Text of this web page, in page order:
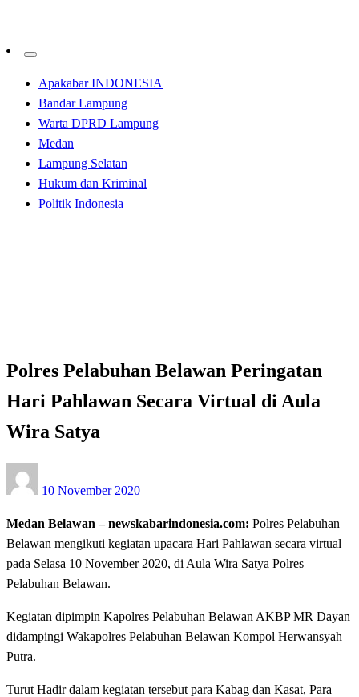
Apakabar INDONESIA
Bandar Lampung
Warta DPRD Lampung
Medan
Lampung Selatan
Hukum dan Kriminal
Politik Indonesia
Polres Pelabuhan Belawan Peringatan
Hari Pahlawan Secara Virtual di Aula
Wira Satya
on
10 November 2020
Medan Belawan – newskabarindonesia.com: Polres Pelabuhan
Belawan mengikuti kegiatan upacara Hari Pahlawan secara virtual
pada Selasa 10 November 2020, di Aula Wira Satya Polres
Pelabuhan Belawan.
Kegiatan dipimpin Kapolres Pelabuhan Belawan AKBP MR Dayan
didampingi Wakapolres Pelabuhan Belawan Kompol Herwansyah
Putra.
Turut Hadir dalam kegiatan tersebut para Kabag dan Kasat, Para